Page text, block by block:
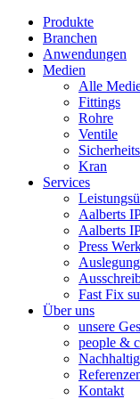
Produkte
Branchen
Anwendungen
Medien
Alle
Fittings
Rohre
Ventile
Kran
Services
Aalberts
Aalberts
Press
Fast Fix
Über uns
unsere
people &
Kontakt